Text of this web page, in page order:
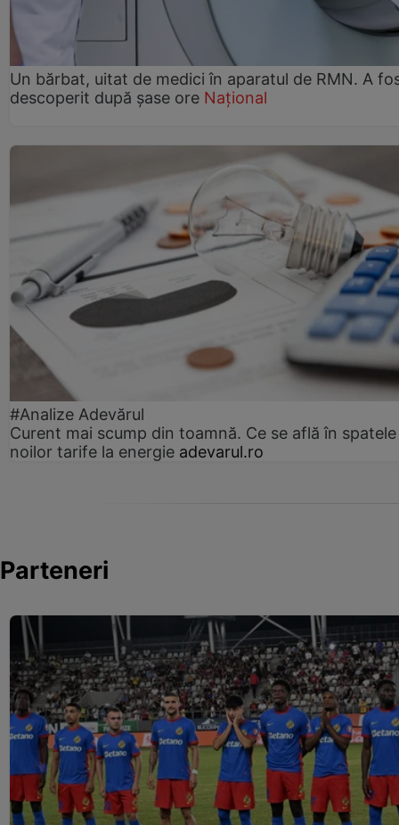
Un bărbat, uitat de medici în aparatul de RMN. A
descoperit după șase ore Național
#Analize Adevărul
Curent mai scump din toamnă. Ce se află în spatele
noilor tarife la energie adevarul.ro
Parteneri